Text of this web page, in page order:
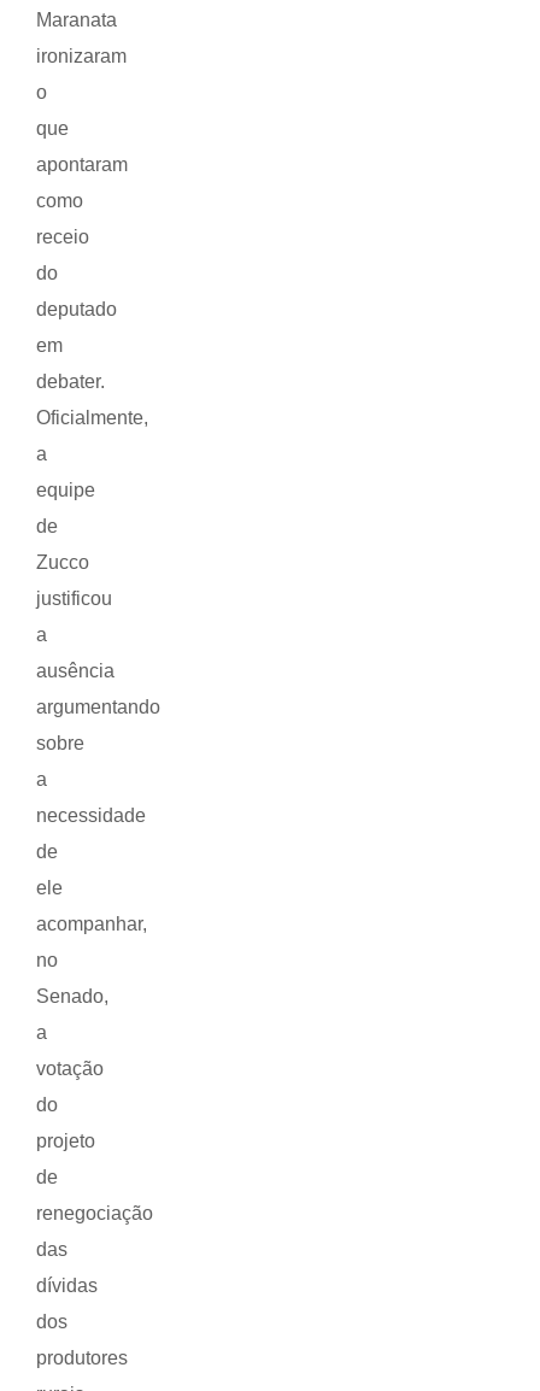
Maranata
ironizaram
o
que
apontaram
como
receio
do
deputado
em
debater.
Oficialmente,
a
equipe
de
Zucco
justificou
a
ausência
argumentando
sobre
a
necessidade
de
ele
acompanhar,
no
Senado,
a
votação
do
projeto
de
renegociação
das
dívidas
dos
produtores